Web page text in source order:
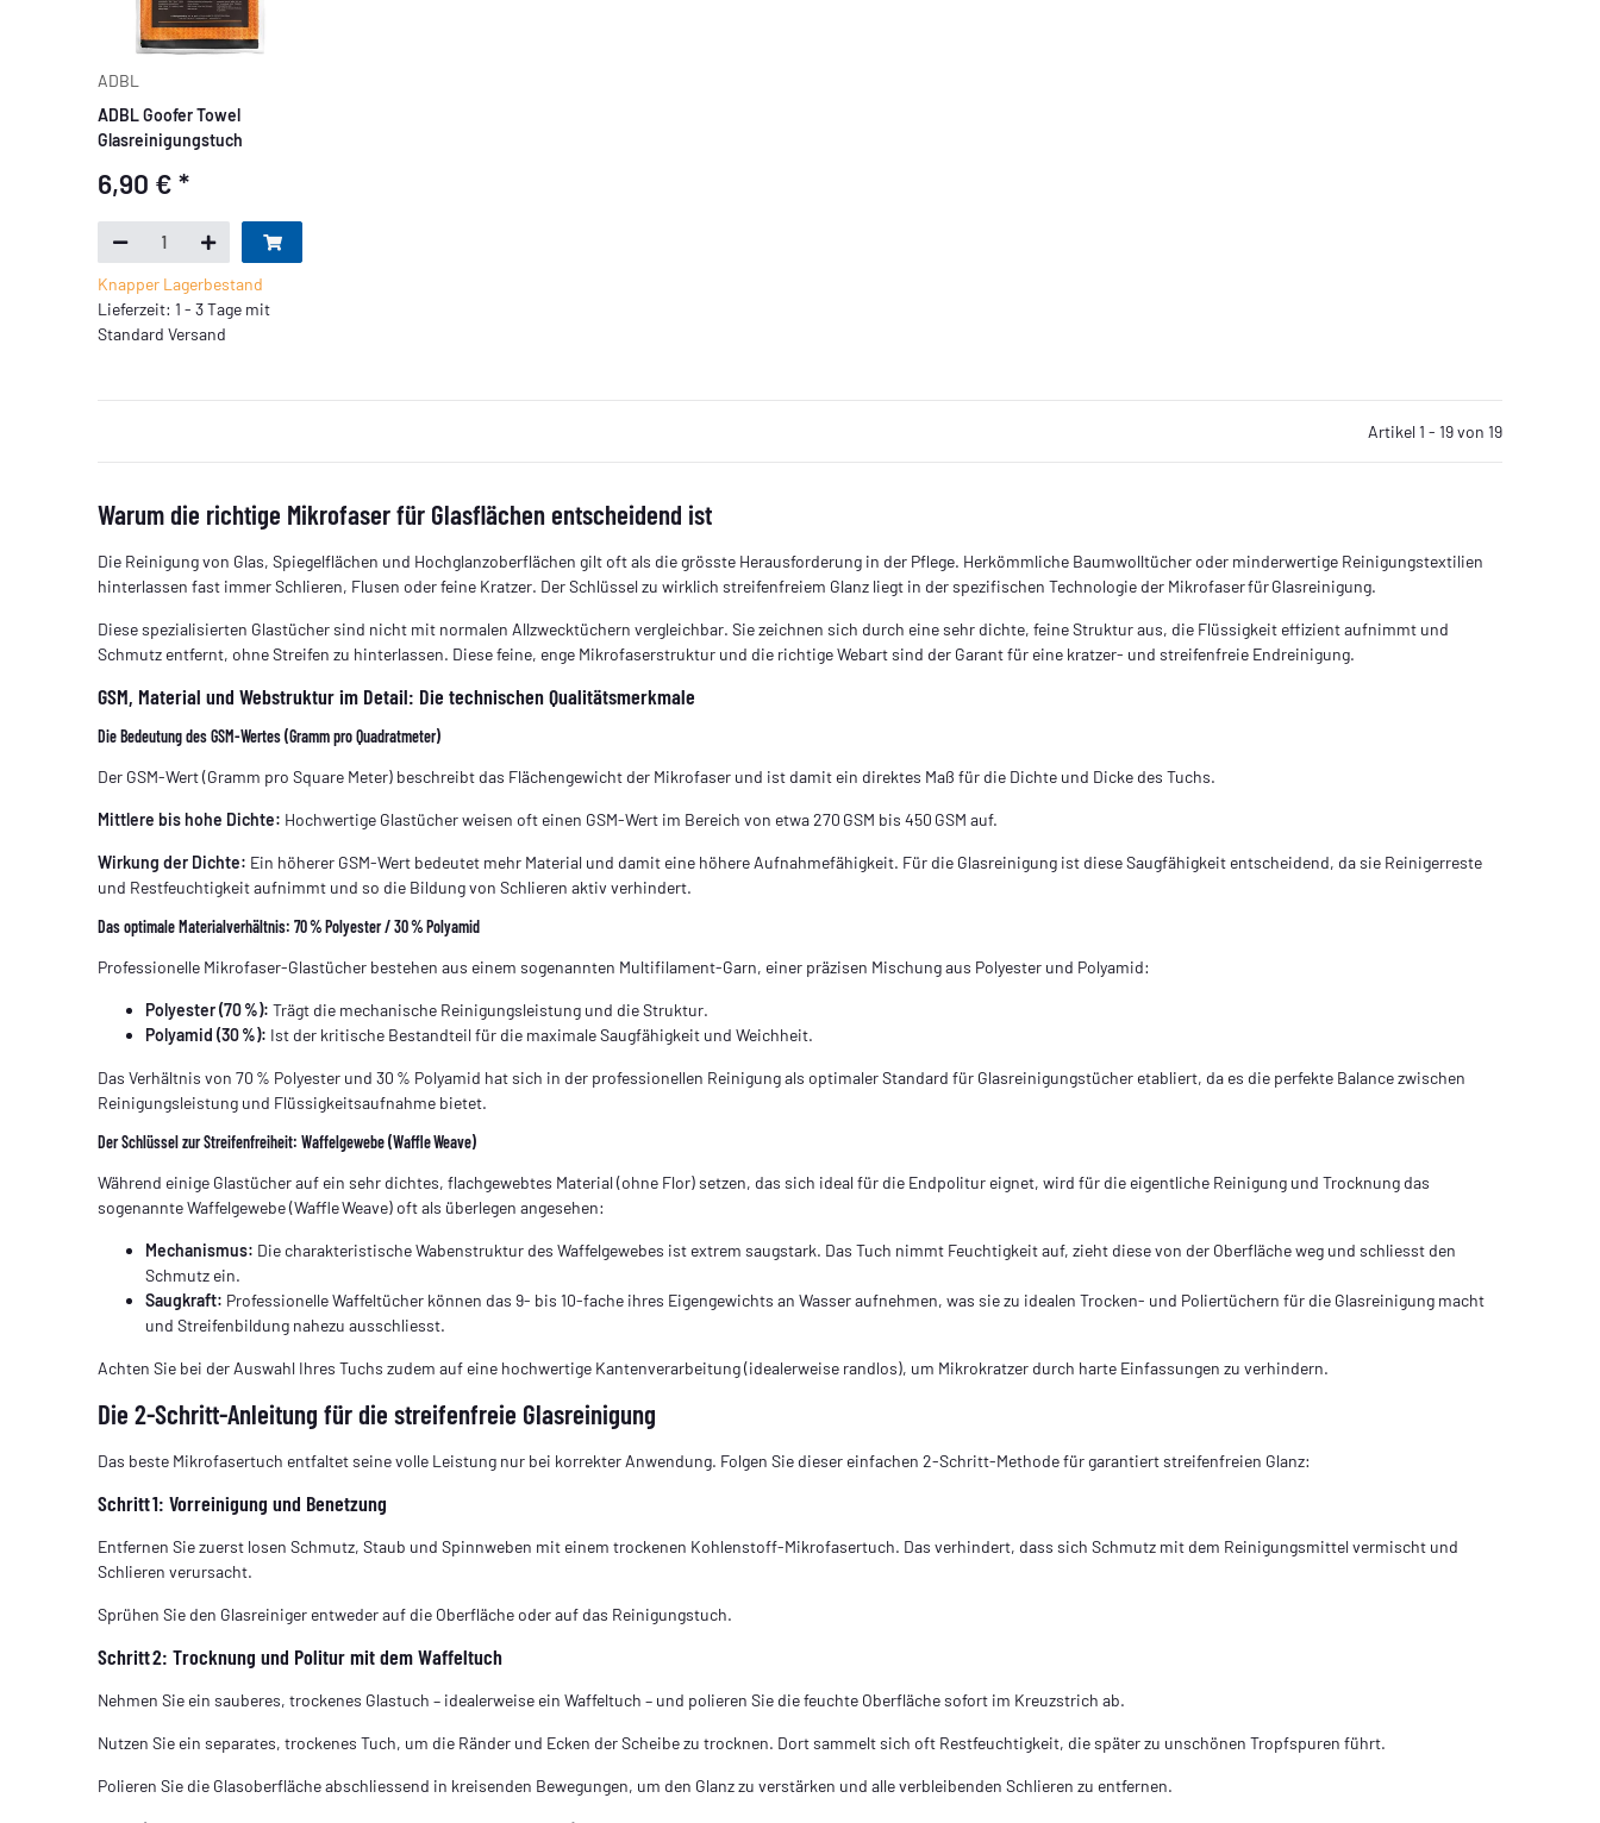
ADBL
ADBL Goofer Towel
Glasreinigungstuch
6,90 €*
Knapper Lagerbestand
Lieferzeit: 1 - 3 Tage mit
Standard Versand
Artikel 1 - 19 von 19
Warum die richtige Mikrofaser für Glasflächen entscheidend ist
Die Reinigung von Glas, Spiegelflächen und Hochglanzoberflächen gilt oft als die grösste Herausforderung in der Pflege. Herkömmliche Baumwolltücher oder minderwertige Reinigungstextilien
hinterlassen fast immer Schlieren, Flusen oder feine Kratzer. Der Schlüssel zu wirklich streifenfreiem Glanz liegt in der spezifischen Technologie der Mikrofaser für Glas­reinigung.
Diese spezialisierten Glastücher sind nicht mit normalen Allzweck­tüchern vergleichbar. Sie zeichnen sich durch eine sehr dichte, feine Struktur aus, die Flüssigkeit effizient aufnimmt und
Schmutz entfernt, ohne Streifen zu hinterlassen. Diese feine, enge Mikrofaserstruktur und die richtige Webart sind der Garant für eine kratzer‑ und streifenfreie Endreinigung.
GSM, Material und Webstruktur im Detail: Die technischen Qualitätsmerkmale
Die Bedeutung des GSM‑Wertes (Gramm pro Quadratmeter)
Der GSM‑Wert (Gramm pro Square Meter) beschreibt das Flächengewicht der Mikrofaser und ist damit ein direktes Maß für die Dichte und Dicke des Tuchs.
Mittlere bis hohe Dichte: Hochwertige Glastücher weisen oft einen GSM‑Wert im Bereich von etwa 270 GSM bis 450 GSM auf.
Wirkung der Dichte: Ein höherer GSM‑Wert bedeutet mehr Material und damit eine höhere Aufnahmefähigkeit. Für die Glas­reinigung ist diese Saugfähigkeit entscheidend, da sie Reiniger­reste
und Restfeuchtigkeit aufnimmt und so die Bildung von Schlieren aktiv verhindert.
Das optimale Materialverhältnis: 70 % Polyester / 30 % Polyamid
Professionelle Mikrofaser‑Glastücher bestehen aus einem sogenannten Multifilament‑Garn, einer präzisen Mischung aus Polyester und Polyamid:
Polyester (70 %): Trägt die mechanische Reinigungsleistung und die Struktur.
Polyamid (30 %): Ist der kritische Bestandteil für die maximale Saugfähigkeit und Weichheit.
Das Verhältnis von 70 % Polyester und 30 % Polyamid hat sich in der professionellen Reinigung als optimaler Standard für Glasreinigungstücher etabliert, da es die perfekte Balance zwischen
Reinigungsleistung und Flüssigkeitsaufnahme bietet.
Der Schlüssel zur Streifenfreiheit: Waffelgewebe (Waffle Weave)
Während einige Glastücher auf ein sehr dichtes, flach­gewebtes Material (ohne Flor) setzen, das sich ideal für die Endpolitur eignet, wird für die eigentliche Reinigung und Trocknung das
sogenannte Waffel­gewebe (Waffle Weave) oft als überlegen angesehen:
Mechanismus: Die charakteristische Wabenstruktur des Waffel­gewebes ist extrem saugstark. Das Tuch nimmt Feuchtigkeit auf, zieht diese von der Oberfläche weg und schliesst den
Schmutz ein.
Saugkraft: Professionelle Waffeltücher können das 9‑ bis 10‑fache ihres Eigengewichts an Wasser aufnehmen, was sie zu idealen Trocken‑ und Polier­tüchern für die Glasreinigung macht
und Streifenbildung nahezu ausschliesst.
Achten Sie bei der Auswahl Ihres Tuchs zudem auf eine hochwertige Kanten­verarbeitung (idealerweise randlos), um Mikrokratzer durch harte Einfassungen zu verhindern.
Die 2‑Schritt‑Anleitung für die streifenfreie Glasreinigung
Das beste Mikrofasertuch entfaltet seine volle Leistung nur bei korrekter Anwendung. Folgen Sie dieser einfachen 2‑Schritt‑Methode für garantiert streifenfreien Glanz:
Schritt 1: Vor­reinigung und Benetzung
Entfernen Sie zuerst losen Schmutz, Staub und Spinnweben mit einem trockenen Kohlenstoff‑Mikrofasertuch. Das verhindert, dass sich Schmutz mit dem Reinigungs­mittel vermischt und
Schlieren verursacht.
Sprühen Sie den Glasreiniger entweder auf die Oberfläche oder auf das Reinigungstuch.
Schritt 2: Trocknung und Politur mit dem Waffeltuch
Nehmen Sie ein sauberes, trockenes Glastuch – idealerweise ein Waffel­tuch – und polieren Sie die feuchte Oberfläche sofort im Kreuzstrich ab.
Nutzen Sie ein separates, trockenes Tuch, um die Ränder und Ecken der Scheibe zu trocknen. Dort sammelt sich oft Restfeuchtigkeit, die später zu unschönen Tropfspuren führt.
Polieren Sie die Glas­oberfläche abschliessend in kreisenden Bewegungen, um den Glanz zu verstärken und alle verbleibenden Schlieren zu entfernen.